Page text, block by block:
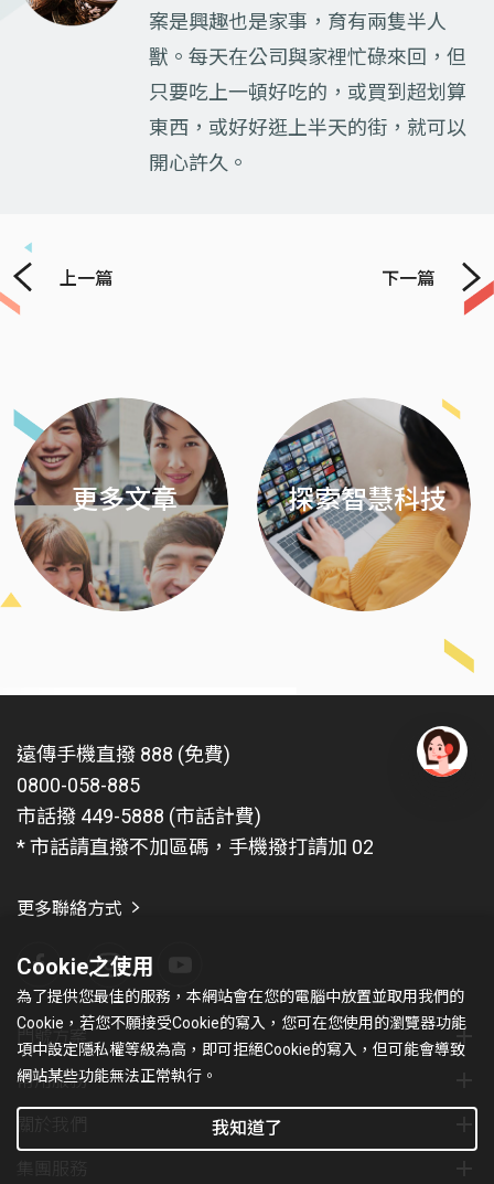
案是興趣也是家事，育有兩隻半人
獸。每天在公司與家裡忙碌來回，但
只要吃上一頓好吃的，或買到超划算
東西，或好好逛上半天的街，就可以
開心許久。
上一篇 下一篇
更多文章 探索智慧科技
遠傳手機直撥 888 (免費)
0800-058-885
市話撥 449-5888 (市話計費)
* 市話請直撥不加區碼，手機撥打請加 02
更多聯絡方式
門號方案
常用服務
Cookie之使用
為了提供您最佳的服務，本網站會在您的電腦中放置並取用我們的
Cookie，若您不願接受Cookie的寫入，您可在您使用的瀏覽器功能
項中設定隱私權等級為高，即可拒絕Cookie的寫入，但可能會導致
網站某些功能無法正常執行。
我知道了